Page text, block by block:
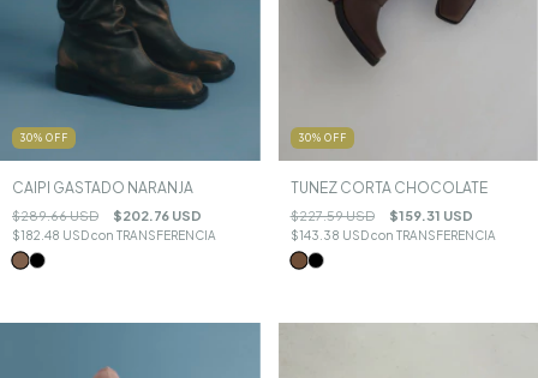
30% OFF
CAIPI GASTADO NARANJA
$289.66 USD $202.76 USD
$182.48 USDcon TRANSFERENCIA
30% OFF
TUNEZ CORTA CHOCOLATE
$227.59 USD $159.31 USD
$143.38 USDcon TRANSFERENCIA